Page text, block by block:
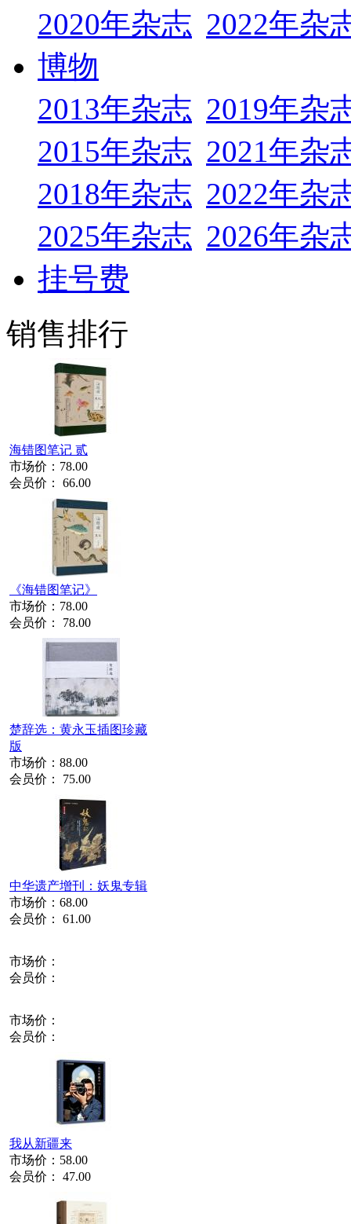
2020年杂志 2022年杂
博物
2013年杂志 2019年杂
2015年杂志 2021年杂
2018年杂志 2022年杂
2025年杂志 2026年杂
挂号费
销售排行
海错图笔记 贰
市场价： 78.00
会员价： 66.00
《海错图笔记》
市场价： 78.00
会员价： 78.00
楚辞选：黄永玉插图珍藏
版
市场价： 88.00
会员价： 75.00
中华遗产增刊：妖鬼专辑
市场价： 68.00
会员价： 61.00
市场价：
会员价：
市场价：
会员价：
我从新疆来
市场价： 58.00
会员价： 47.00